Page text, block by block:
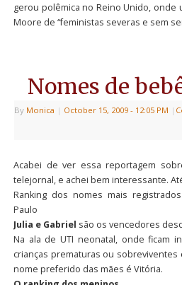
gerou polêmica no Reino Unido, onde
Moore de “feministas severas e sem
Nomes de
By Monica | October 15, 2009 - 12:05 PM |
Acabei de ver essa reportagem
telejornal, e achei bem interessante.
Ranking dos nomes mais
Paulo
Julia e Gabriel são os vencedores
Na ala de UTI neonatal, onde ficam
crianças prematuras ou sobreviventes
nome preferido das mães é Vitória.